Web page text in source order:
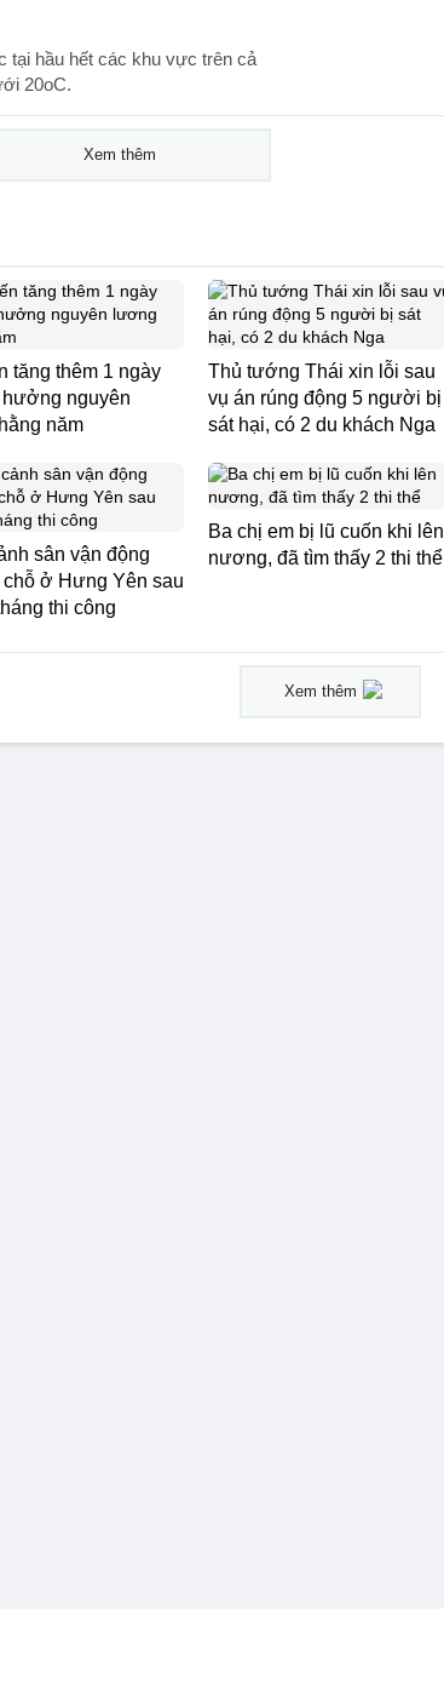
tại hầu hết các khu vực trên cả
20oC.
Xem thêm
tăng thêm 1 ngày
nguyên
năm
Thủ tướng Thái xin lỗi sau
vụ án rúng động 5 người bị
sát hại, có 2 du khách Nga
sân vận động
chỗ ở Hưng Yên sau
thi công
Ba chị em bị lũ cuốn khi lên
nương, đã tìm thấy 2 thi thể
Xem thêm